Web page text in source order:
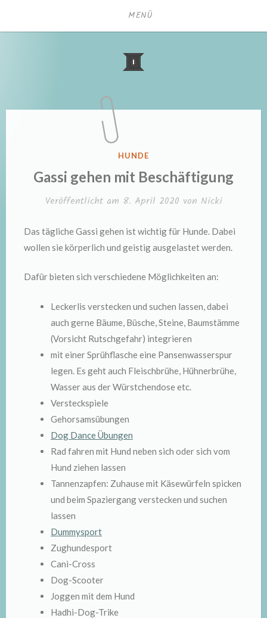
MENÜ
VERÖFFENTLICHT
HUNDE
Gassi gehen mit Beschäftigung
Veröffentlicht am 8. April 2020 von Nicki
Das tägliche Gassi gehen ist wichtig für Hunde. Dabei
wollen sie körperlich und geistig ausgelastet werden.
Dafür bieten sich verschiedene Möglichkeiten an:
Leckerlis verstecken und suchen lassen, dabei
auch gerne Bäume, Büsche, Steine, Baumstämme
(Vorsicht Rutschgefahr) integrieren
mit einer Sprühflasche eine Pansenwasserspur
legen. Es geht auch Fleischbrühe, Hühnerbrühe,
Wasser aus der Würstchendose etc.
Versteckspiele
Gehorsamsübungen
Dog Dance Übungen
Rad fahren mit Hund neben sich oder sich vom
Hund ziehen lassen
Tannenzapfen: Zuhause mit Käsewürfeln spicken
und beim Spaziergang verstecken und suchen
lassen
Dummysport
Zughundesport
Cani-Cross
Dog-Scooter
Joggen mit dem Hund
Hadhi-Dog-Trike